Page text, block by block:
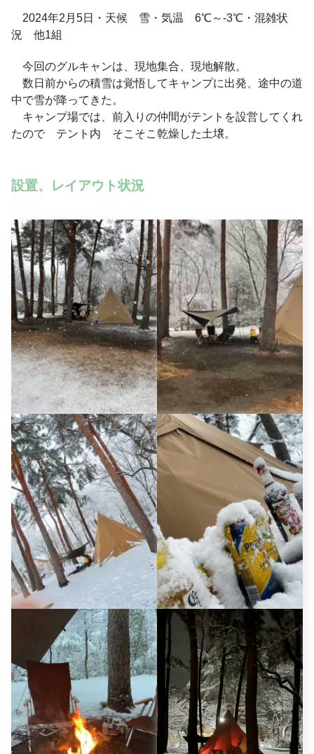
2024年2月5日・天候 雪・気温 6℃～‐3℃・混雑状
況 他1組
今回のグルキャンは、現地集合、現地解散。
数日前からの積雪は覚悟してキャンプに出発、途中の道
中で雪が降ってきた。
キャンプ場では、前入りの仲間がテントを設営してくれ
たので テント内 そこそこ乾燥した土壌。
設置、レイアウト状況